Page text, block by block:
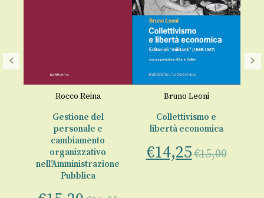
Rocco Reina
Gestione del
personale e
cambiamento
organizzativo
nell’Amministrazione
Pubblica
Bruno Leoni
Collettivismo e
libertà economica
€14,25€15,00